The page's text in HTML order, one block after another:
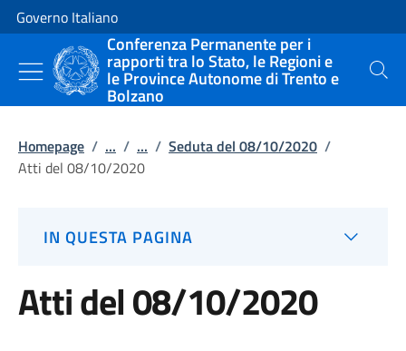
Vai al contenuto
Vai alla navigazione del sito
Governo Italiano
Conferenza Permanente per i
rapporti tra lo Stato, le Regioni e
le Province Autonome di Trento e
Bolzano
Cerca
Homepage / ... / ... / Seduta del 08/10/2020 /
Atti del 08/10/2020
IN QUESTA PAGINA
Atti del 08/10/2020